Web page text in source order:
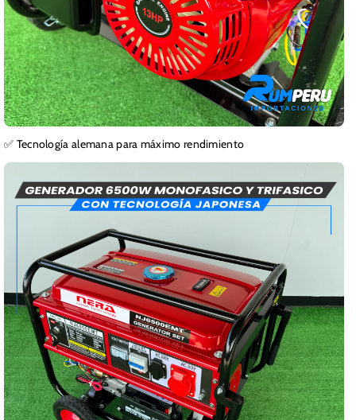
✅ Tecnología alemana para máximo rendimiento